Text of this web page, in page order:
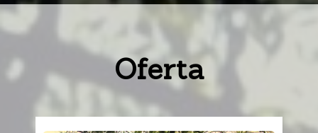
Oferta